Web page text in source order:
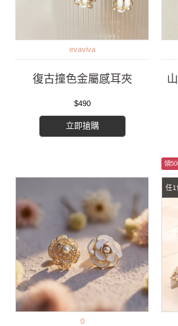
evaviva
復古撞色金屬感耳夾
$490
立即搶購
0
任1
領